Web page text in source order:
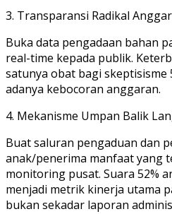
3. Transparansi Radikal
Buka data pengadaan bahan
real-time kepada publik.
satunya obat bagi skeptisisme
adanya kebocoran anggaran.
4. Mekanisme Umpan Balik
Buat saluran pengaduan dan
anak/penerima manfaat yang
monitoring pusat. Suara 52%
menjadi metrik kinerja utama
bukan sekadar laporan